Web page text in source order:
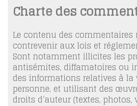
Charte des
Le contenu des commentaires
contrevenir aux lois et
Sont notamment illicites les
antisémites, diffamatoires ou
des informations relatives à la
personne, et utilisant des
droits d’auteur (textes,